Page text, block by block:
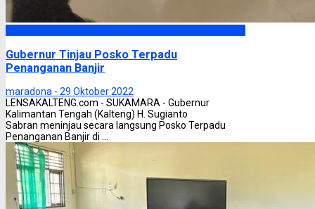
Gubernur Tinjau Posko Terpadu
Penanganan Banjir
maradona - 29 Oktober 2022
LENSAKALTENG.com - SUKAMARA - Gubernur
Kalimantan Tengah (Kalteng) H. Sugianto
Sabran meninjau secara langsung Posko Terpadu
Penanganan Banjir di ...